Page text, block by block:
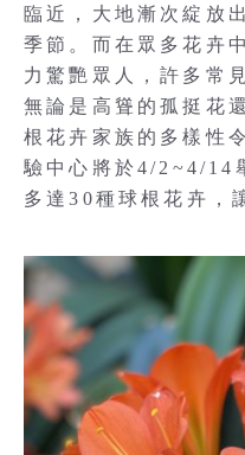
臨近，大地漸次綻放
季節。而在眾多花卉
力驚艷眾人，許多常
無論是高聳的孤挺花
根花卉家族的多樣性
驗中心將於4/2~4/14
多達30種球根花卉，